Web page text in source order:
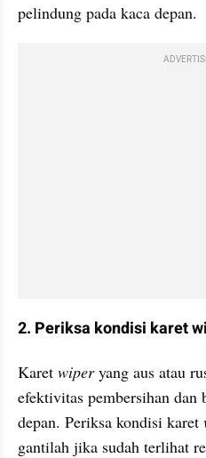
pelindung pada kaca depan.
2. Periksa kondisi karet
Karet wiper yang aus atau
efektivitas pembersihan dan
depan. Periksa kondisi karet
gantilah jika sudah terlihat